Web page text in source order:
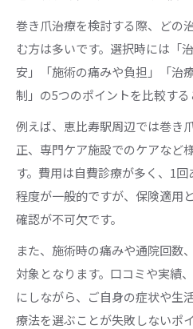
巻き爪治療が自費に
プレート治療など巻
通いやすさ重視なら巻き
巻き爪ケア施設の通い
仕事帰りにも通える
巻き爪ケアの利便性
予約が取りやすい巻
巻き爪ケアで日常生
巻き爪の痛みを抑え
巻き爪治療で痛くな
根本改善を目指す巻
巻き爪治療を検討する際、どの
む方は多いです。選択時には「
安」「施術の痛みや負担」「治
制」の5つのポイントを比較する
例えば、恵比寿駅周辺では巻き
正、専門ケア施設でのケアなど
す。費用は自費診療が多く、1
程度が一般的ですが、保険適用
確認が不可欠です。
また、施術時の痛みや通院回数
対象となります。口コミや実績
にしながら、ご自身の症状や生
療法を選ぶことが失敗しないポイ